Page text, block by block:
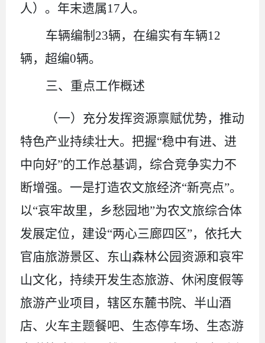
人）。年末遗属17 人。
车辆编制 23辆，在编实有车辆12
辆，超编0辆。
三、重点工作概述
（一） 充分发挥资源禀赋优势，推动
特色产业持续壮大。 把握“稳中有进、进
中向好”的工作总基调，综合竞争实力不
断增强。 一是打造农文旅经济“新亮点”。
以“哀牢故里，乡愁园地”为农文旅综合体
发展定位，建设“两心三廊四区”，依托大
官庙旅游景区、东山森林公园资源和哀牢
山文化，持续开发生态旅游、休闲度假等
旅游产业项目，辖区东麓书院、半山酒
店、火车主题餐吧、生态停车场、生态游